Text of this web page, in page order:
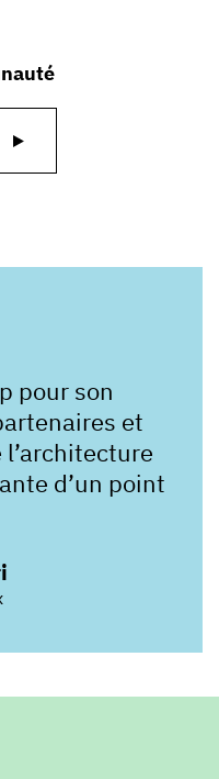
pour son
et
d’un point